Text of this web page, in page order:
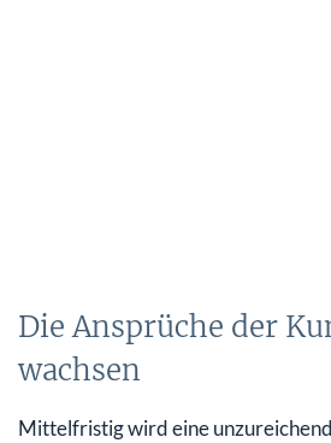
Die Ansprüche der
wachsen
Mittelfristig wird eine